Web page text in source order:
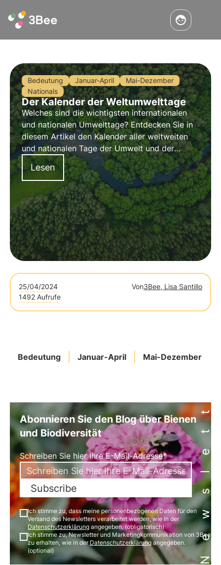
Bedeutung Januar-April
Mai-Dezember
Nationals
Der Kalender der Weltumwelttage
Welches sind die wichtigsten internationalen
und nationalen Umwelttage? Entdecken Sie in
diesem Artikel den Kalender aller weltweiten
und nationalen Tage der Umwelt und der
biologischen Vielfalt.
Lesen
25/04/2024 Von3Bee, Lisa Santillo
1492 Aufrufe
Bedeutung Januar-April Mai-DezemberNewsletter
Abonnieren Sie den Blog über Bienen
und Biodiversität
Schreiben Sie hier Ihre E-Mail-Adresse*
Subscribe
Ich stimme zu, dass meine personenbezogenen Daten für den
Versand des Newsletters verarbeitet werden, wie in der
Datenschutzerklärung angegeben. (obligatorisch)
Ich stimme zu, Newsletter und Marketingkommunikation von 3Bee
zu erhalten, wie in derDatenschutzerklärungangegeben.
(optional)